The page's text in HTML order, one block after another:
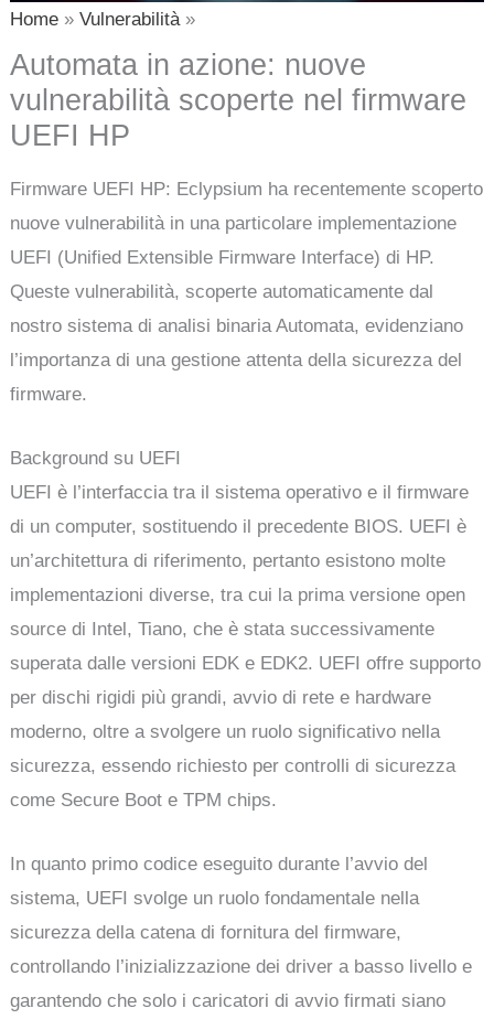
Home Vulnerabilità
Automata in azione: nuove
vulnerabilità scoperte nel firmware
UEFI HP
Firmware UEFI HP: Eclypsium ha recentemente scoperto
nuove vulnerabilità in una particolare implementazione
UEFI (Unified Extensible Firmware Interface) di HP.
Queste vulnerabilità, scoperte automaticamente dal
nostro sistema di analisi binaria Automata, evidenziano
l’importanza di una gestione attenta della sicurezza del
firmware.
Background su UEFI
UEFI è l’interfaccia tra il sistema operativo e il firmware
di un computer, sostituendo il precedente BIOS. UEFI è
un’architettura di riferimento, pertanto esistono molte
implementazioni diverse, tra cui la prima versione open
source di Intel, Tiano, che è stata successivamente
superata dalle versioni EDK e EDK2. UEFI offre supporto
per dischi rigidi più grandi, avvio di rete e hardware
moderno, oltre a svolgere un ruolo significativo nella
sicurezza, essendo richiesto per controlli di sicurezza
come Secure Boot e TPM chips.
In quanto primo codice eseguito durante l’avvio del
sistema, UEFI svolge un ruolo fondamentale nella
sicurezza della catena di fornitura del firmware,
controllando l’inizializzazione dei driver a basso livello e
garantendo che solo i caricatori di avvio firmati siano